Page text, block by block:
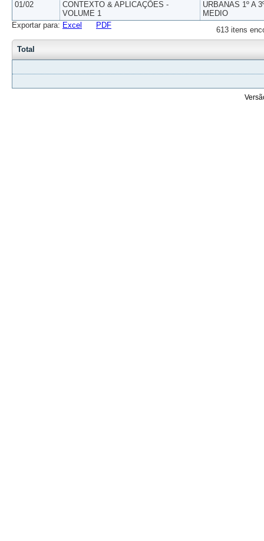
01/02
CONTEXTO & APLICAÇÕES -
VOLUME 1
URBANAS 1º A
MEDIO
613 itens
Exportar para: Excel PDF
Total